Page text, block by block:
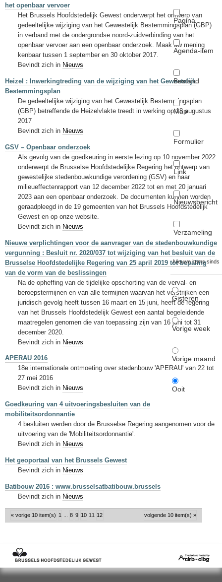
Pagina
Agenda-item
Bestand
Map
Formulier
Link
Nieuwsbericht
Verzameling
Nieuwe items sinds
Gisteren
Vorige week
Vorige maand
Ooit
het openbaar vervoer
Het Brussels Hoofdstedelijk Gewest onderwerpt het ontwerp van
gedeeltelijke wijziging van het Gewestelijk Bestemmingsplan (GBP)
in verband met de ondergrondse noord-zuidverbinding van het
openbaar vervoer aan een openbaar onderzoek. Maak uw mening
kenbaar tussen 1 september en 30 oktober 2017.
Bevindt zich in Nieuws
Heizel : Inwerkingtreding van de wijziging van het Gewestelijk
Bestemmingsplan
De gedeeltelijke wijziging van het Gewestelijk Bestemmingsplan
(GBP) betreffende de Heizelvlakte treedt in werking op 18 augustus
2017
Bevindt zich in Nieuws
GSV – Openbaar onderzoek
Als gevolg van de goedkeuring in eerste lezing op 10 november 2022
onderwerpt de Brusselse Hoofdstedelijke Regering het ontwerp van
gewestelijke stedenbouwkundige verordening (GSV) en haar
milieueffectenrapport van 12 december 2022 tot en met 20 januari
2023 aan een openbaar onderzoek. De documenten kunnen worden
geraadpleegd in de 19 gemeenten van het Brussels Hoofdstedelijk
Gewest en op onze website.
Bevindt zich in Nieuws
Nieuwe verplichtingen voor de aanvrager van de stedenbouwkundige
vergunning : Besluit nr. 2020/037 tot wijziging van het besluit van de
Brusselse Hoofdstedelijke Regering van 25 april 2019 tot bepaling
van de vorm van de beslissingen
Na de opheffing van de tijdelijke opschorting van de verval- en
beroepstermijnen en van alle termijnen waarvan het verstrijken een
juridisch gevolg heeft tussen 16 maart en 15 juni, heeft de regering
van het Brussels Hoofdstedelijk Gewest een aantal begeleidende
maatregelen genomen die van toepassing zijn van 16 juni tot 31
december 2020.
Bevindt zich in Nieuws
APERAU 2016
18e internationale ontmoeting over stedenbouw 'APERAU' van 22 tot
27 mei 2016
Bevindt zich in Nieuws
Goedkeuring van 4 uitvoeringsbesluiten van de
mobiliteitsordonnantie
4 besluiten werden door de Brusselse Regering aangenomen voor de
uitvoering van de 'Mobiliteitsordonnantie'.
Bevindt zich in Nieuws
Het geoportaal van het Brussels Gewest
Bevindt zich in Nieuws
Batibouw 2016 : www.brusselsatbatibouw.brussels
Bevindt zich in Nieuws
« vorige 10 item(s) volgende 10 item(s) »
1 8 9 10 11 12